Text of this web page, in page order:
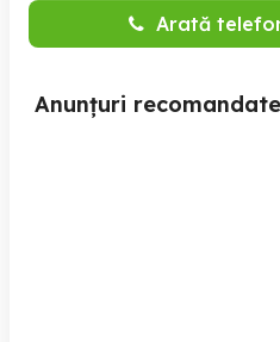
Arată
Anunțuri recomandate